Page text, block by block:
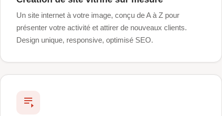
Un site internet à votre image, conçu de A à Z pour
présenter votre activité et attirer de nouveaux clients.
Design unique, responsive, optimisé SEO.